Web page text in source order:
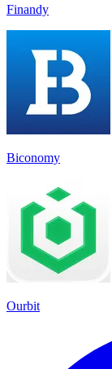
Finandy
Biconomy
Ourbit